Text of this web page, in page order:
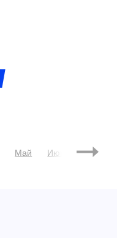
Май Июнь Июль